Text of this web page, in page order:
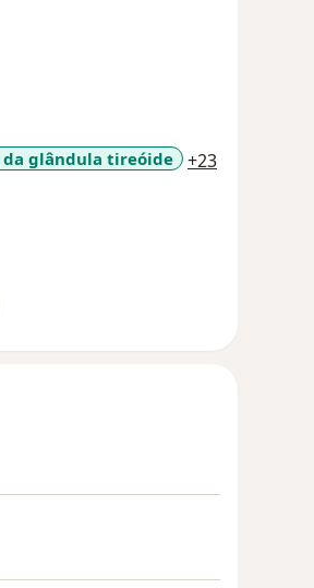
da glândula tireóide +23